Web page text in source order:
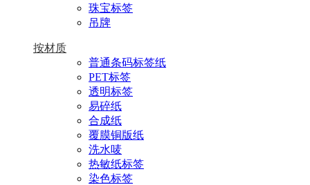
珠宝标签
吊牌
按材质
普通条码标签纸
PET标签
透明标签
易碎纸
合成纸
覆膜铜版纸
洗水唛
热敏纸标签
染色标签